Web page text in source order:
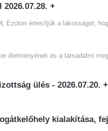
+
Ezúton értesítjük a lakosságot,
illetményének és a társadalmi
ülés - 2026.07.20. +
kialakítása,